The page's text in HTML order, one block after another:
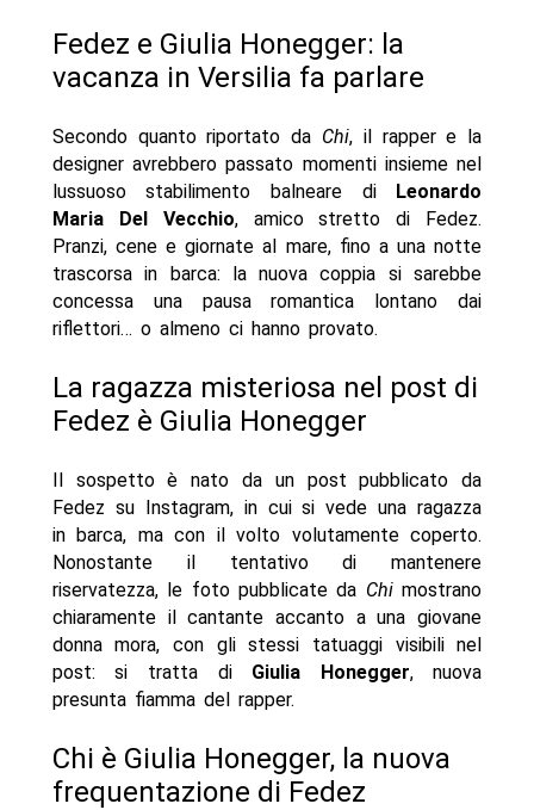
Fedez e Giulia Honegger: la
vacanza in Versilia fa parlare
Secondo quanto riportato da Chi, il rapper e la
designer avrebbero passato momenti insieme nel
lussuoso stabilimento balneare di Leonardo
Maria Del Vecchio, amico stretto di Fedez.
Pranzi, cene e giornate al mare, fino a una notte
trascorsa in barca: la nuova coppia si sarebbe
concessa una pausa romantica lontano dai
riflettori… o almeno ci hanno provato.
La ragazza misteriosa nel post di
Fedez è Giulia Honegger
Il sospetto è nato da un post pubblicato da
Fedez su Instagram, in cui si vede una ragazza
in barca, ma con il volto volutamente coperto.
Nonostante il tentativo di mantenere
riservatezza, le foto pubblicate da Chimostrano
chiaramente il cantante accanto a una giovane
donna mora, con gli stessi tatuaggi visibili nel
post: si tratta di Giulia Honegger, nuova
presunta fiamma del rapper.
Chi è Giulia Honegger, la nuova
frequentazione di Fedez